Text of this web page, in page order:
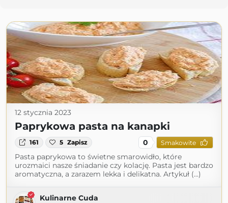
12 stycznia 2023
Paprykowa pasta na kanapki
161 5 Zapisz 0 Smakowite
Pasta paprykowa to świetne smarowidło, które
urozmaici nasze śniadanie czy kolację. Pasta jest bardzo
aromatyczna, a zarazem lekka i delikatna. Artykuł (...)
Kulinarne Cuda